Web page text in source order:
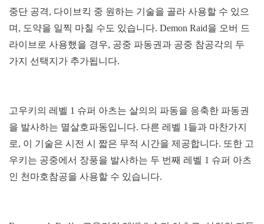
중단 공격, 다이브킥 중 원하는 기술을 골라 사용할 수 있으
며, 도약을 일찍 마칠 수도 있습니다. Demon Raid을 오버 드
라이브로 사용했을 경우, 공중 파동권과 공중 참공각의 두
가지 선택지가 추가됩니다.
고우키의 레벨 1 슈퍼 아츠는 살의의 파동을 응축한 파동권
을 발사하는 멸살호파동입니다. 다른 레벨 1들과 마찬가지
로, 이 기술은 시전 시 짧은 무적 시간을 제공합니다. 또한 고
우키는 공중에서 장풍을 발사하는 두 번째 레벨 1 슈퍼 아츠
인 천마호참공을 사용할 수 있습니다.